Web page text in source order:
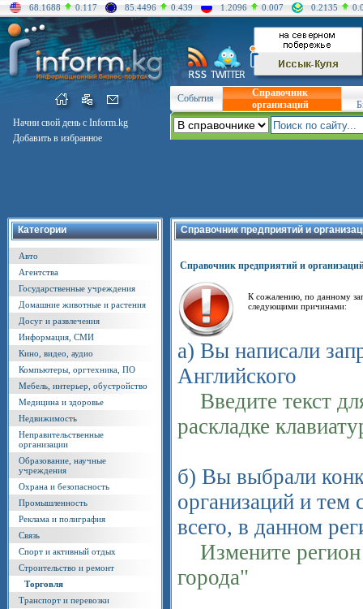
68.1688 0.117 85.4496 0.439 1.2096 0.007 0.2135
Начни свой день с Inform.kg
Добавить в избранное
События
Справочник
организаций
Категории
Авто
Агентства
Государственные учреждения
Домашние животные и растения
Досуг и развлечения
Информация, СМИ
Кино, видео, аудио
Компьютеры, оргтехника, ПО
Мебель, интерьер, обустройство
Медицина и здоровье
Недвижимость
Неправительственные
организации
Образование, научные
учреждения
Охрана и безопасность
Промышленность
Реклама и полиграфия
Связь
Спорт и активный отдых
Строительство и ремонт
Торговля
Транспорт и перевозки
Справочник предприятий и
Справочник предприятий и
К сожалению, по данному
следующими причинами:
а) Вы написали
Английского
Введите текст
раскладке
б) Вы выбрали
организаций и тем
всего, в данном
Измените регион
города"